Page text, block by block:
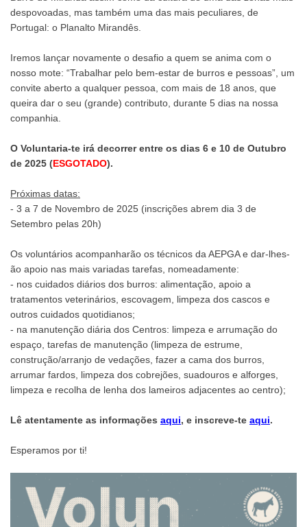
despovoadas, mas também uma das mais peculiares, de
Portugal: o Planalto Mirandês.
Iremos lançar novamente o desafio a quem se anima com o
nosso mote: “Trabalhar pelo bem-estar de burros e pessoas”, um
convite aberto a qualquer pessoa, com mais de 18 anos, que
queira dar o seu (grande) contributo, durante 5 dias na nossa
companhia.
O Voluntaria-te irá decorrer entre os dias 6 e 10 de Outubro
de 2025 (ESGOTADO).
Próximas datas:
- 3 a 7 de Novembro de 2025 (inscrições abrem dia 3 de
Setembro pelas 20h)
Os voluntários acompanharão os técnicos da AEPGA e dar-lhes-
ão apoio nas mais variadas tarefas, nomeadamente:
- nos cuidados diários dos burros: alimentação, apoio a
tratamentos veterinários, escovagem, limpeza dos cascos e
outros cuidados quotidianos;
- na manutenção diária dos Centros: limpeza e arrumação do
espaço, tarefas de manutenção (limpeza de estrume,
construção/arranjo de vedações, fazer a cama dos burros,
arrumar fardos, limpeza dos cobrejões, suadouros e alforges,
limpeza e recolha de lenha dos lameiros adjacentes ao centro);
Lê atentamente as informações aqui, e inscreve-te aqui.
Esperamos por ti!